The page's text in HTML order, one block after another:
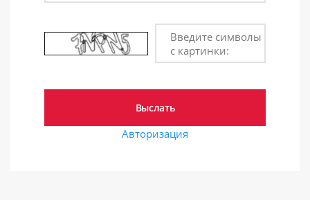
Введите символы
с картинки:
Авторизация